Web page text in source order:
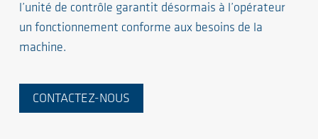
l’unité de contrôle garantit désormais à l’opérateur
un fonctionnement conforme aux besoins de la
machine.
CONTACTEZ-NOUS